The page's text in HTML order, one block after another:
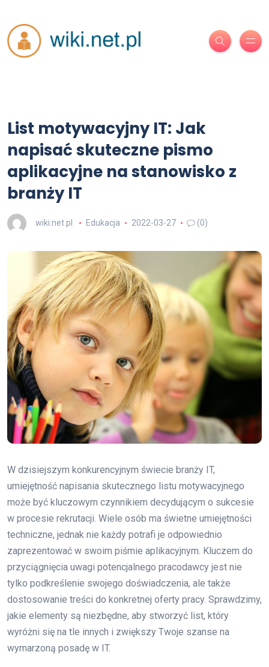
List motywacyjny IT: Jak
napisać skuteczne pismo
aplikacyjne na stanowisko z
branży IT
wiki.net.pl Edukacja 2022-03-27 (0)
W dzisiejszym konkurencyjnym świecie branży IT,
umiejętność napisania skutecznego listu motywacyjnego
może być kluczowym czynnikiem decydującym o sukcesie
w procesie rekrutacji. Wiele osób ma świetne umiejętności
techniczne, jednak nie każdy potrafi je odpowiednio
zaprezentować w swoim piśmie aplikacyjnym. Kluczem do
przyciągnięcia uwagi potencjalnego pracodawcy jest nie
tylko podkreślenie swojego doświadczenia, ale także
dostosowanie treści do konkretnej oferty pracy. Sprawdzimy,
jakie elementy są niezbędne, aby stworzyć list, który
wyróżni się na tle innych i zwiększy Twoje szanse na
wymarzoną posadę w IT.